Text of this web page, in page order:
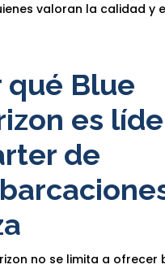
valoran la calidad y
qué Blue
es
de
no se limita a ofrecer